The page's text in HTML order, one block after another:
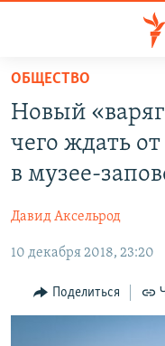
Вернуться
основному
содержанию
главной
Вернутся
поиску
11 ЛЕТ ОККУПАЦИИ
ЕЩЕ
ИНТЕРАКТИВ
ИНФОГРАФИКА
РАДІО СВОБОДА
КАК ОБОЙТИ
ОБЩЕСТВО
Новый
чего ждать
в музее-
Давид Аксельрод
10 декабря 2018, 23:20
Поделиться